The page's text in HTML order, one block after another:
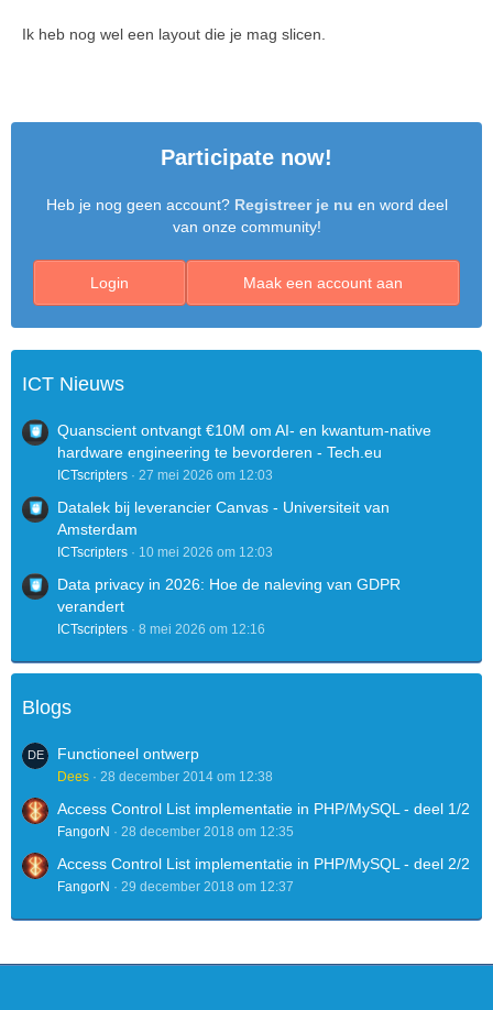
Ik heb nog wel een layout die je mag slicen.
Participate now!
Heb je nog geen account? Registreer je nu en word deel
van onze community!
Maak een account aan
Login
ICT Nieuws
Quanscient ontvangt €10M om AI- en kwantum-native
hardware engineering te bevorderen - Tech.eu
ICTscripters 27 mei 2026 om 12:03
Datalek bij leverancier Canvas - Universiteit van
Amsterdam
ICTscripters 10 mei 2026 om 12:03
Data privacy in 2026: Hoe de naleving van GDPR
verandert
ICTscripters 8 mei 2026 om 12:16
Blogs
Functioneel ontwerp
Dees 28 december 2014 om 12:38
Access Control List implementatie in PHP/MySQL - deel 1/2
FangorN 28 december 2018 om 12:35
Access Control List implementatie in PHP/MySQL - deel 2/2
FangorN 29 december 2018 om 12:37